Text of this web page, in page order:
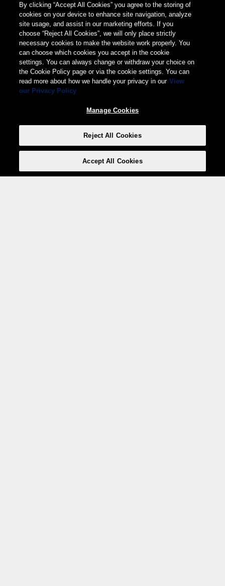
By clicking “Accept All Cookies” you agree to the storing of
cookies on your device to enhance site navigation, analyze
site usage, and assist in our marketing efforts. If you
choose “Reject All Cookies”, we will only place strictly
necessary cookies to make the website work properly. You
can choose which cookies you accept in the cookie
settings. You can always change or withdraw your choice on
the Cookie Policy page or via the cookie settings. You can
read more about how we handle your privacy in our View
our Privacy Policy
Manage Cookies
Reject All Cookies
Accept All Cookies